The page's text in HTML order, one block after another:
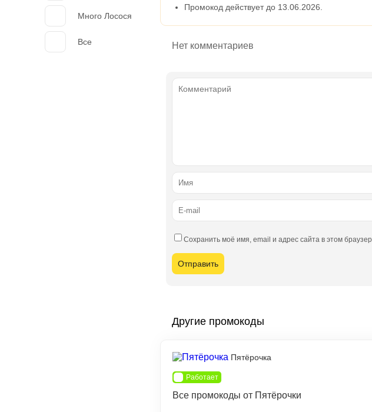
Много Лосося
Все
Промокод действует до 13.06.2026.
Нет комментариев
Сохранить моё имя, email и адрес сайта в этом
Другие промокоды
Пятёрочка
Работает
Все промокоды от Пятёрочки